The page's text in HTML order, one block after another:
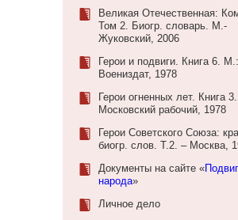
Великая Отечественная:
Том 2. Биогр. словарь. М.-
Жуковский, 2006
Герои и подвиги. Книга 6. М.:
Воениздат, 1978
Герои огненных лет. Книга
Московский рабочий, 1978
Герои Советского Союза:
биогр. слов. Т.2. – Москва,
Документы на сайте «Подвиг
народа»
Личное дело